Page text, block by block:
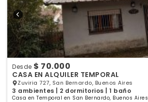
Desde $ 70.000
CASA EN ALQUILER TEMPORAL
Zuviria 727, San Bernardo, Buenos Aires
3 ambientes | 2 dormitorios | 1 baño
Casa en Temporal en San Bernardo, Buenos Aires